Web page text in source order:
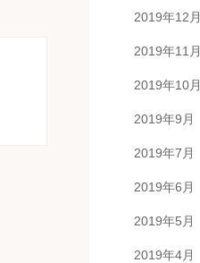
2019年12月
2019年11月
2019年10月
2019年9月
2019年7月
2019年6月
2019年5月
2019年4月